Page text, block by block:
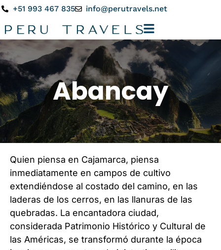
+51 993 467 835 info@perutravels.net
Abancay
Quien piensa en Cajamarca, piensa
inmediatamente en campos de cultivo
extendiéndose al costado del camino, en las
laderas de los cerros, en las llanuras de las
quebradas. La encantadora ciudad,
considerada Patrimonio Histórico y Cultural de
las Américas, se transformó durante la época